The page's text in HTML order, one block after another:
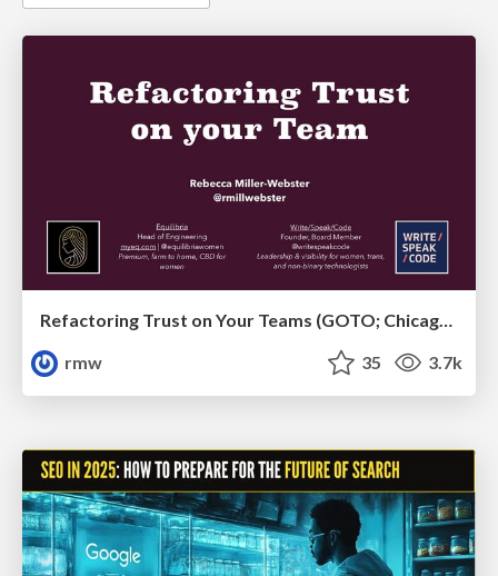
Refactoring Trust on Your Teams (GOTO; Chicago 2020)
rmw
35 3.7k